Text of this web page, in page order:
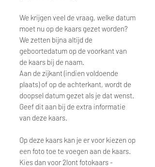
We krijgen veel de vraag, welke datum
moet nu op de kaars gezet worden?
We zetten bijna altijd de
geboortedatum op de voorkant van
de kaars bij de naam.
Aan de zijkant (indien voldoende
plaats) of op de achterkant, wordt de
doopsel datum gezet als je dat wenst.
Geef dit aan bij de extra informatie
van deze kaars.
Op deze kaars kan je er voor kiezen op
een foto toe te voegen aan de kaars.
Kies dan voor 2lont fotokaars -